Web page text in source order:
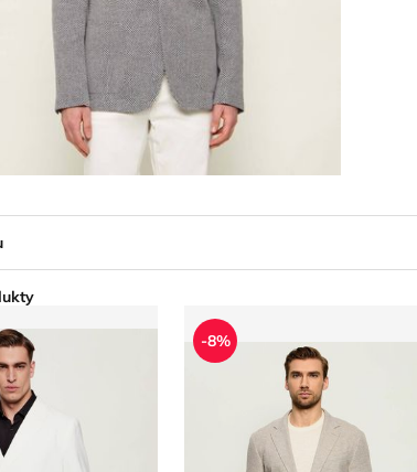
męska Marynarka męska Joop! Jeans
-8%